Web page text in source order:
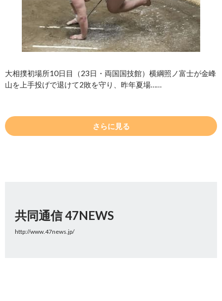
大相撲初場所10日目（23日・両国国技館）横綱照ノ富士が金峰
山を上手投げで退けて2敗を守り、昨年夏場……
さらに見る
共同通信 47NEWS
http://www.47news.jp/